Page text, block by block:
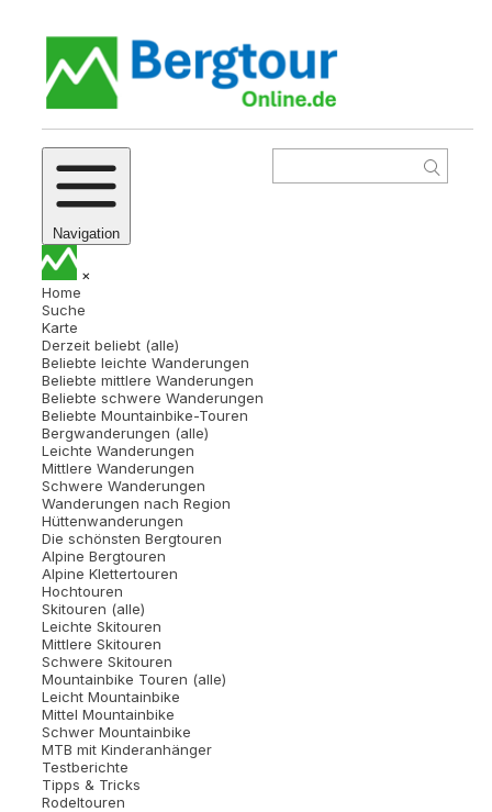
Navigation
×
Home
Suche
Karte
Derzeit beliebt (alle)
Beliebte leichte Wanderungen
Beliebte mittlere Wanderungen
Beliebte schwere Wanderungen
Beliebte Mountainbike-Touren
Bergwanderungen (alle)
Leichte Wanderungen
Mittlere Wanderungen
Schwere Wanderungen
Wanderungen nach Region
Hüttenwanderungen
Die schönsten Bergtouren
Alpine Bergtouren
Alpine Klettertouren
Hochtouren
Skitouren (alle)
Leichte Skitouren
Mittlere Skitouren
Schwere Skitouren
Mountainbike Touren (alle)
Leicht Mountainbike
Mittel Mountainbike
Schwer Mountainbike
MTB mit Kinderanhänger
Testberichte
Tipps & Tricks
Rodeltouren